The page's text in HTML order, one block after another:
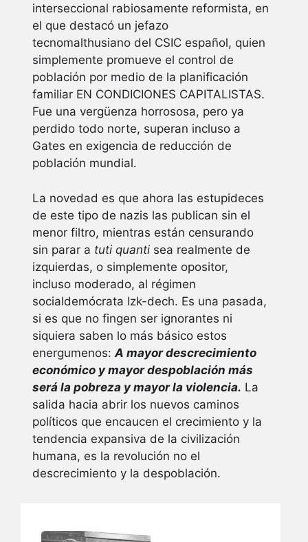
interseccional rabiosamente reformista, en
el que destacó un jefazo
tecnomalthusiano del CSIC español, quien
simplemente promueve el control de
población por medio de la planificación
familiar EN CONDICIONES CAPITALISTAS.
Fue una vergüenza horrososa, pero ya
perdido todo norte, superan incluso a
Gates en exigencia de reducción de
población mundial.
La novedad es que ahora las estupideces
de este tipo de nazis las publican sin el
menor filtro, mientras están censurando
sin parar a tuti quanti sea realmente de
izquierdas, o simplemente opositor,
incluso moderado, al régimen
socialdemócrata Izk-dech. Es una pasada,
si es que no fingen ser ignorantes ni
siquiera saben lo más básico estos
energumenos: A mayor descrecimiento
económico y mayor despoblación más
será la pobreza y mayor la violencia. La
salida hacia abrir los nuevos caminos
políticos que encaucen el crecimiento y la
tendencia expansiva de la civilización
humana, es la revolución no el
descrecimiento y la despoblación.